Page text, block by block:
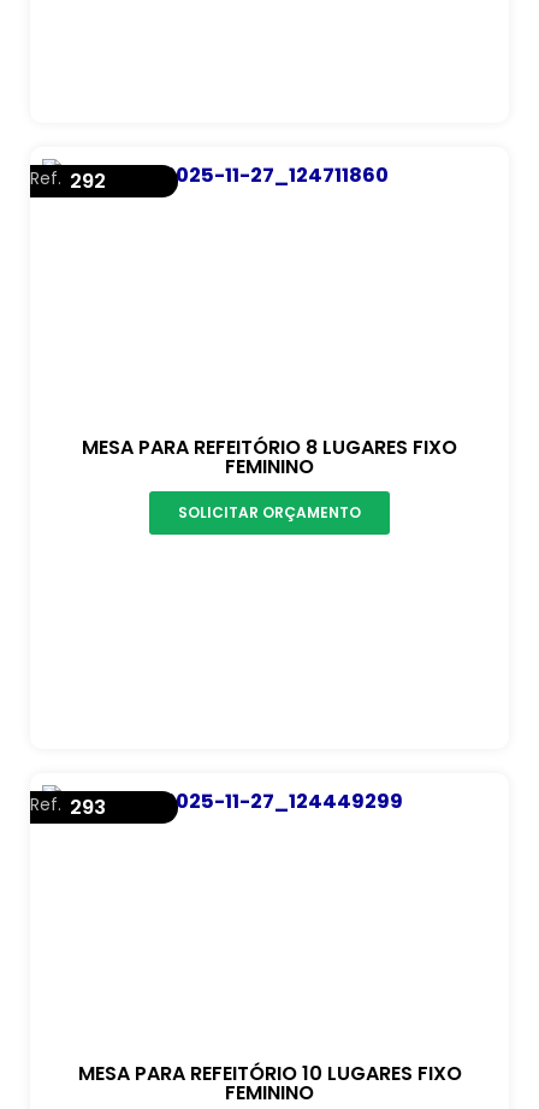
MESA PARA REFEITÓRIO 8 LUGARES FIXO
FEMININO
Ref. 292
SOLICITAR ORÇAMENTO
MESA PARA REFEITÓRIO 10 LUGARES FIXO
FEMININO
Ref. 293